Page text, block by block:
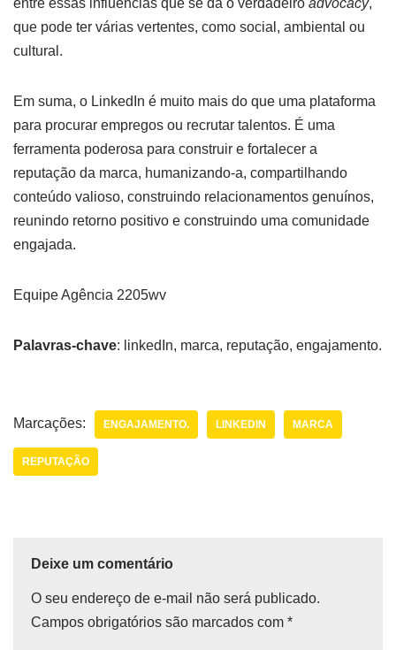
entre essas influências que se dá o verdadeiro advocacy,
que pode ter várias vertentes, como social, ambiental ou
cultural.
Em suma, o LinkedIn é muito mais do que uma plataforma
para procurar empregos ou recrutar talentos. É uma
ferramenta poderosa para construir e fortalecer a
reputação da marca, humanizando-a, compartilhando
conteúdo valioso, construindo relacionamentos genuínos,
reunindo retorno positivo e construindo uma comunidade
engajada.
Equipe Agência 2205wv
Palavras-chave: linkedIn, marca, reputação, engajamento.
Marcações: ENGAJAMENTO. LINKEDIN MARCA
REPUTAÇÃO
Deixe um comentário
O seu endereço de e-mail não será publicado.
Campos obrigatórios são marcados com *